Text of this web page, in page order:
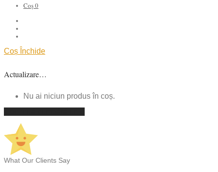
Coș0
Coș Închide
Actualizare…
Nu ai niciun produs în coș.
What Our Clients Say